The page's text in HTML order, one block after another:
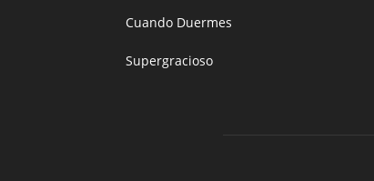
Cuando Duermes
Supergracioso